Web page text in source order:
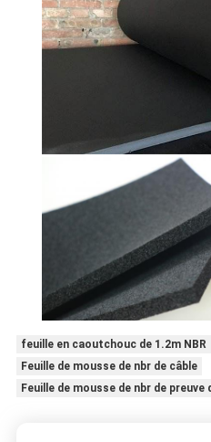
feuille en caoutchouc de 1.2m NBR
Feuille de mousse de nbr de câble
Feuille de mousse de nbr de preuve